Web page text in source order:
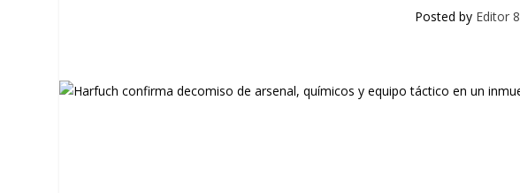
Posted by Editor 8